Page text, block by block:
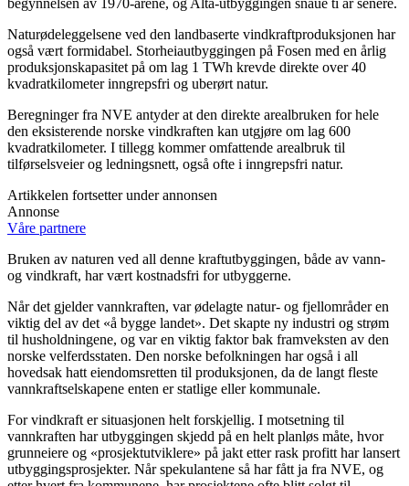
Naturødeleggelsene ved den landbaserte vindkraftproduksjonen har
også vært formidabel. Storheiautbyggingen på Fosen med en årlig
produksjonskapasitet på om lag 1 TWh krevde direkte over 40
kvadratkilometer inngrepsfri og uberørt natur.
Beregninger fra NVE antyder at den direkte arealbruken for hele
den eksisterende norske vindkraften kan utgjøre om lag 600
kvadratkilometer. I tillegg kommer omfattende arealbruk til
tilførselsveier og ledningsnett, også ofte i inngrepsfri natur.
Artikkelen fortsetter under annonsen
Annonse
Våre partnere
Bruken av naturen ved all denne kraftutbyggingen, både av vann-
og vindkraft, har vært kostnadsfri for utbyggerne.
Når det gjelder vannkraften, var ødelagte natur- og fjellområder en
viktig del av det «å bygge landet». Det skapte ny industri og strøm
til husholdningene, og var en viktig faktor bak framveksten av den
norske velferdsstaten. Den norske befolkningen har også i all
hovedsak hatt eiendomsretten til produksjonen, da de langt fleste
vannkraftselskapene enten er statlige eller kommunale.
For vindkraft er situasjonen helt forskjellig. I motsetning til
vannkraften har utbyggingen skjedd på en helt planløs måte, hvor
grunneiere og «prosjektutviklere» på jakt etter rask profitt har lansert
utbyggingsprosjekter. Når spekulantene så har fått ja fra NVE, og